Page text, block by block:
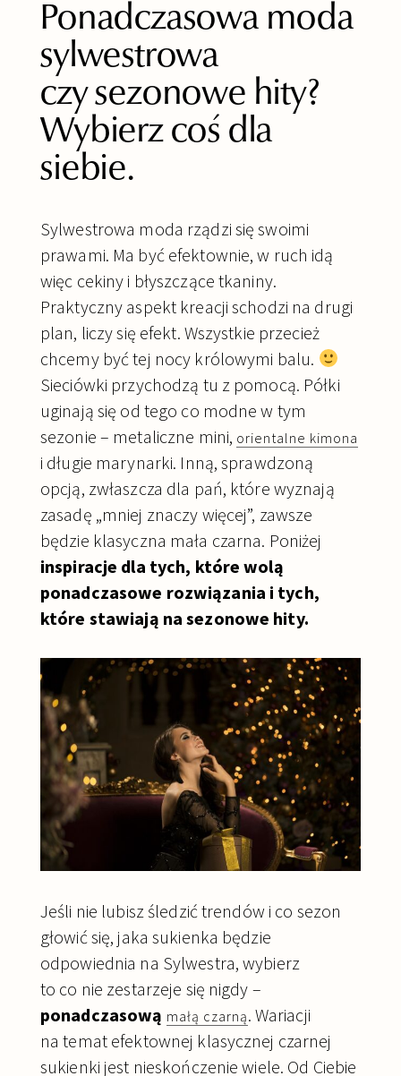
Ponadczasowa moda
sylwestrowa
czy sezonowe hity?
Wybierz coś dla
siebie.
Sylwestrowa moda rządzi się swoimi
prawami. Ma być efektownie, w ruch idą
więc cekiny i błyszczące tkaniny.
Praktyczny aspekt kreacji schodzi na drugi
plan, liczy się efekt. Wszystkie przecież
chcemy być tej nocy królowymi balu.
Sieciówki przychodzą tu z pomocą. Półki
uginają się od tego co modne w tym
sezonie – metaliczne mini, orientalne kimona
i długie marynarki. Inną, sprawdzoną
opcją, zwłaszcza dla pań, które wyznają
zasadę „mniej znaczy więcej”, zawsze
będzie klasyczna mała czarna. Poniżej
inspiracje dla tych, które wolą
ponadczasowe rozwiązania i tych,
które stawiają na sezonowe hity.
Jeśli nie lubisz śledzić trendów i co sezon
głowić się, jaka sukienka będzie
odpowiednia na Sylwestra, wybierz
to co nie zestarzeje się nigdy –
ponadczasową małą czarną. Wariacji
na temat efektownej klasycznej czarnej
sukienki jest nieskończenie wiele. Od Ciebie